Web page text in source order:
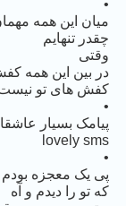
•
میان این همه
چقدر تنهایم
وقتی
در بین این همه
کفش های تو
•
پیامک بسیار
lovely sms
•
پی یک معجزه بودم
که تو را دیدم و آه